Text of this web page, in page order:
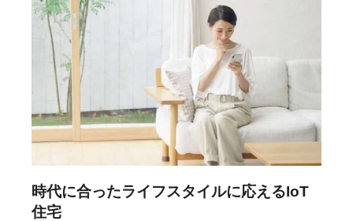
時代に合ったライフスタイルに応えるIoT
住宅